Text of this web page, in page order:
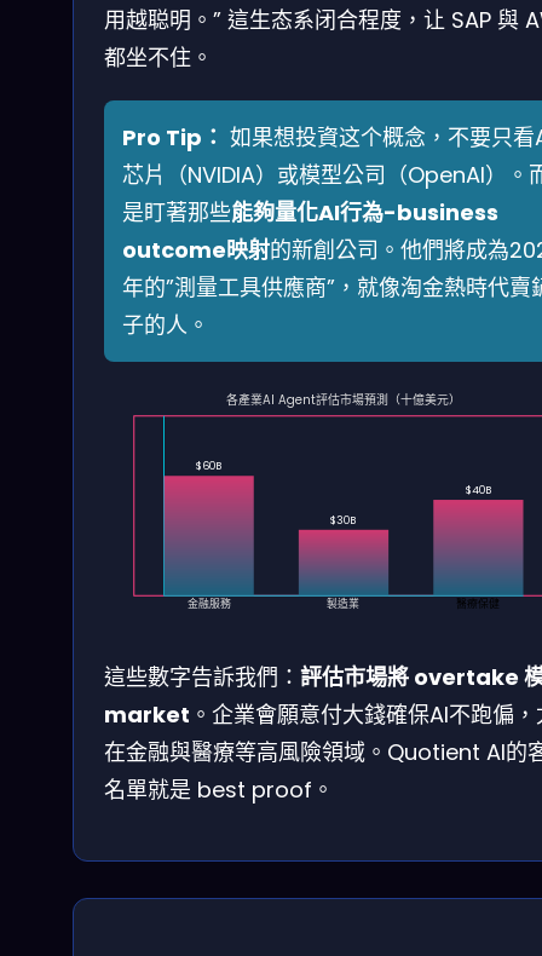
用越聪明。” 這生态系闭合程度，让 SAP 與
都坐不住。
Pro Tip： 如果想投資这个概念，不要只看
芯片（NVIDIA）或模型公司（OpenAI）。
是盯著那些能夠量化AI行為-business
outcome映射的新創公司。他們將成為
年的”測量工具供應商”，就像淘金熱時代賣
子的人。
各產業AI Agent評估市場預測（十億美元）
$60B
金融服務
$30B
製造業
$40B
醫療保健
這些數字告訴我們： 評估市場將 overtake
market 。企業會願意付大錢確保AI不跑偏
在金融與醫療等高風險領域。Quotient AI的
名單就是 best proof。